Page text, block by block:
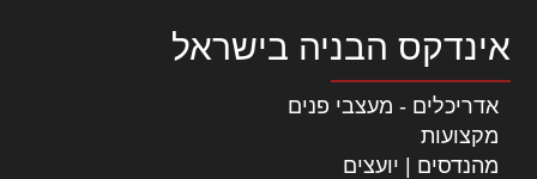
אינדקס הבניה בישראל
אדריכלים - מעצבי פנים
מקצועות
מהנדסים | יועצים